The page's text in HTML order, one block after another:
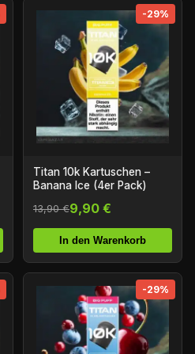
-29%
Titan 10k Kartuschen –
Banana Ice (4er Pack)
13,90 €9,90 €
In den Warenkorb
-29%